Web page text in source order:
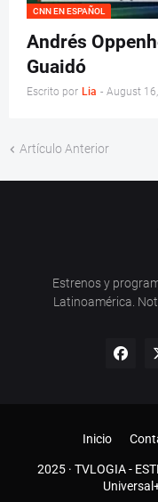
CNN EN ESPAÑOL
Andrés
Guaidó
Escrito por Lia - August
Artículo Anterior
Estrenos y
Latinoamérica.
2025 · TVLOGIA-
Inicio